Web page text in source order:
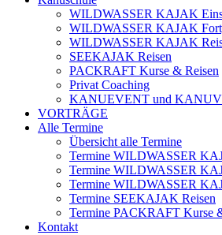
WILDWASSER KAJAK
WILDWASSER KAJAK
WILDWASSER KAJAK
SEEKAJAK Reisen
PACKRAFT Kurse & Reisen
Privat Coaching
KANUEVENT und
VORTRÄGE
Alle Termine
Übersicht alle Termine
Termine WILDWASSER
Termine WILDWASSER
Termine WILDWASSER
Termine SEEKAJAK Reisen
Termine PACKRAFT Kurse
Kontakt